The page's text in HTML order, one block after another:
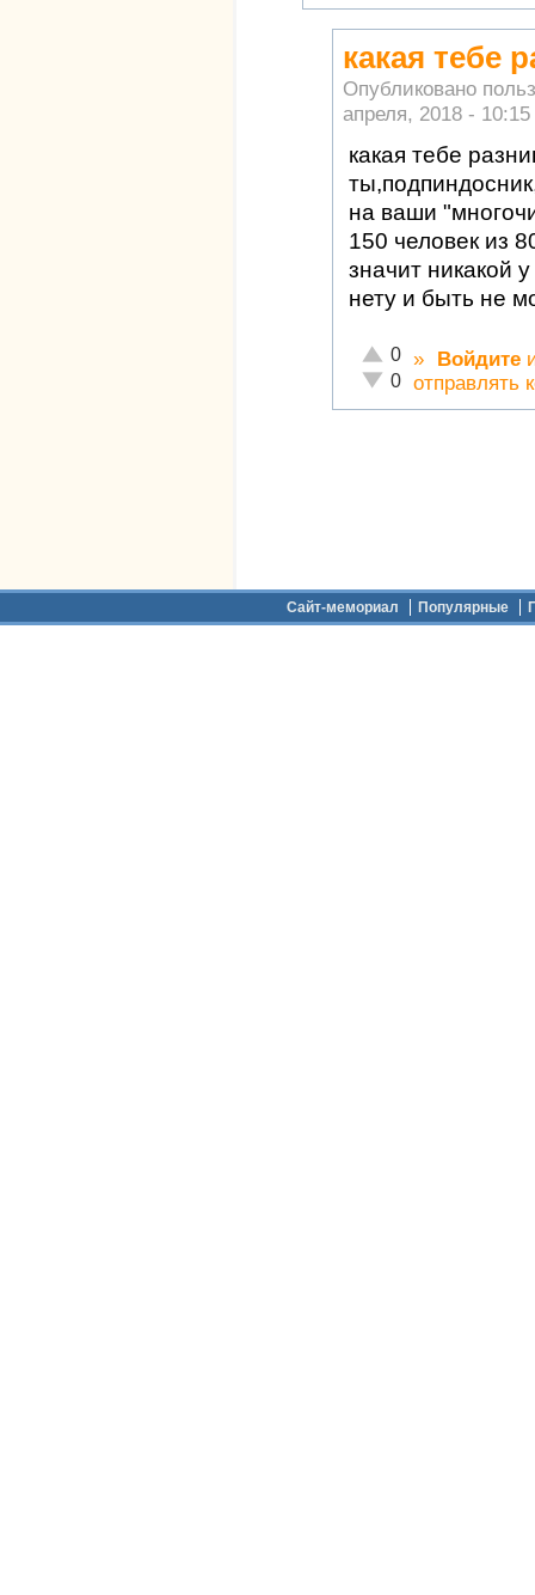
какая тебе
Опубликовано
апреля, 2018 - 10:15
какая тебе
на ваши
150 человек из
значит никакой
нету и быть не
Отлично!
0
Неадекватно!
0
» Войдите
отправлять
Сайт-мемориал Популярные